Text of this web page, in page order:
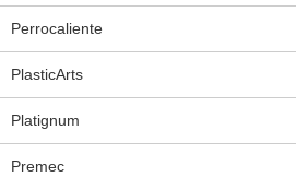
Perrocaliente
PlasticArts
Platignum
Premec